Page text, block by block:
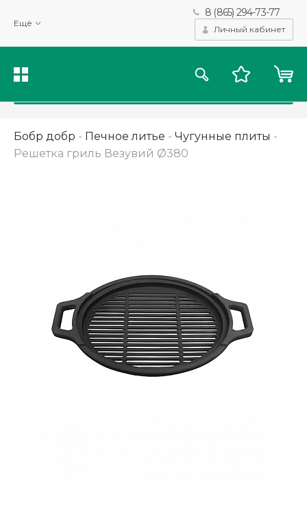
Ещё
8 (865) 294-73-77
Личный кабинет
Бобр добр - Печное литье - Чугунные плиты -
Решетка гриль Везувий Ø380
Мы используем файлы cookie и другие подобные технологии
для получения данных с целью сбора статистики, повышения
качества рекомендаций и предоставления вам возможности
персонализированного просмотра.Подробнее